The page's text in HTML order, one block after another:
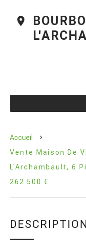
Accueil
Vente Maison De
L'Archambault, 6
262 500 €
DESCRIPTION